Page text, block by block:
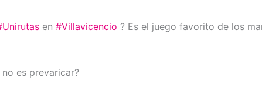
en #Villavicencio ? Es el juego favorito de los
es prevaricar?